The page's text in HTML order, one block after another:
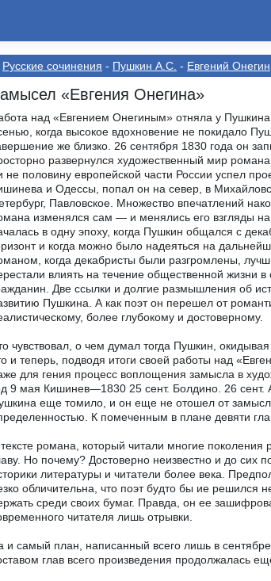
Русские сочинения - Пушкин А.С. - Евгений Онегин
«Евгения Онегина»
над «Евгением Онегиным» отняла у
когда высокое вдохновение не покидало
же близко. 26 сентября 1830 года он
развернулся художественный мир
не половину европейской части России успел
и Одессы, попал он на север, в
Павловское. Множество впечатлений
изменялся сам — и менялись его взгляды
в одну эпоху, когда Пушкин общался с
и когда можно было надеяться на
когда декабристы были разгромлены,
влиять на течение общественной жизни
Две ссылки и долгие размышления об
Пушкина. А как поэт он перешел от
более глубокому и достоверному.
чувствовал, о чем думал тогда Пушкин,
и теперь, подводя итоги своей работы над
для гения процесс воплощения замысла в
9 мая Кишинев—1830 25 сент. Болдино. 26
еще томило, и он еще не отошел от
К помеченным в плане девяти
романа, который читали многие
Но почему? Достоверно неизвестно и до сих
литературы и читатели более века.
обличительна, что поэт будто бы ие решился
среди своих бумаг. Правда, он ее
читателя лишь отрывки.
и самый план, написанный всего лишь в
глав всего произведения продолжалась